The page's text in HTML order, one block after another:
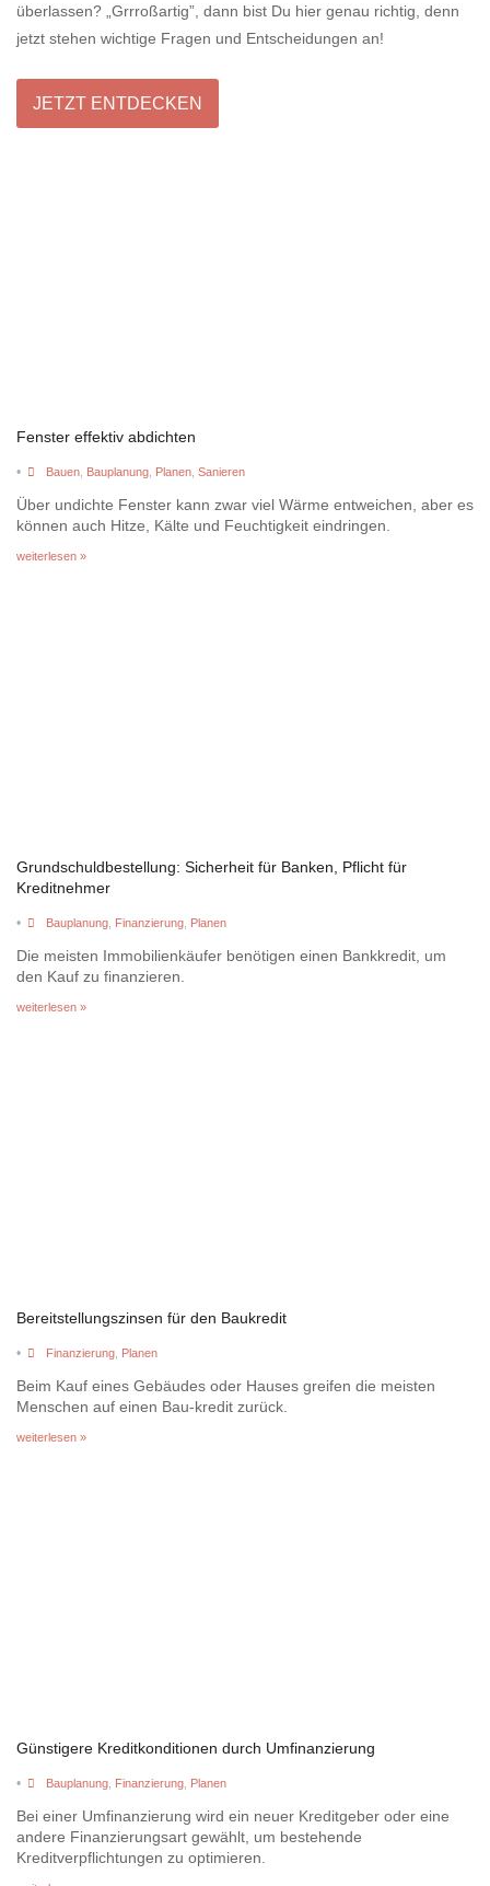
überlassen? „Grrroßartig”, dann bist Du hier genau richtig, denn
jetzt stehen wichtige Fragen und Entscheidungen an!
JETZT ENTDECKEN
Fenster effektiv abdichten
• Bauen, Bauplanung, Planen, Sanieren
Über undichte Fenster kann zwar viel Wärme entweichen, aber es
können auch Hitze, Kälte und Feuchtigkeit eindringen.
weiterlesen »
Grundschuldbestellung: Sicherheit für Banken, Pflicht für
Kreditnehmer
• Bauplanung, Finanzierung, Planen
Die meisten Immobilienkäufer benötigen einen Bankkredit, um
den Kauf zu finanzieren.
weiterlesen »
Bereitstellungszinsen für den Baukredit
• Finanzierung, Planen
Beim Kauf eines Gebäudes oder Hauses greifen die meisten
Menschen auf einen Bau-kredit zurück.
weiterlesen »
Günstigere Kreditkonditionen durch Umfinanzierung
• Bauplanung, Finanzierung, Planen
Bei einer Umfinanzierung wird ein neuer Kreditgeber oder eine
andere Finanzierungsart gewählt, um bestehende
Kreditverpflichtungen zu optimieren.